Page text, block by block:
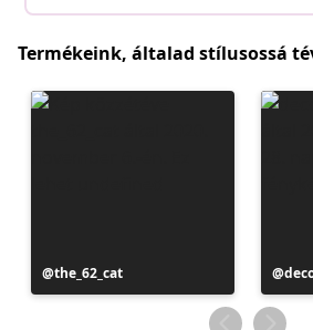
Termékeink, általad stílusossá
Bejegyzés
közzétevője
the_62_cat